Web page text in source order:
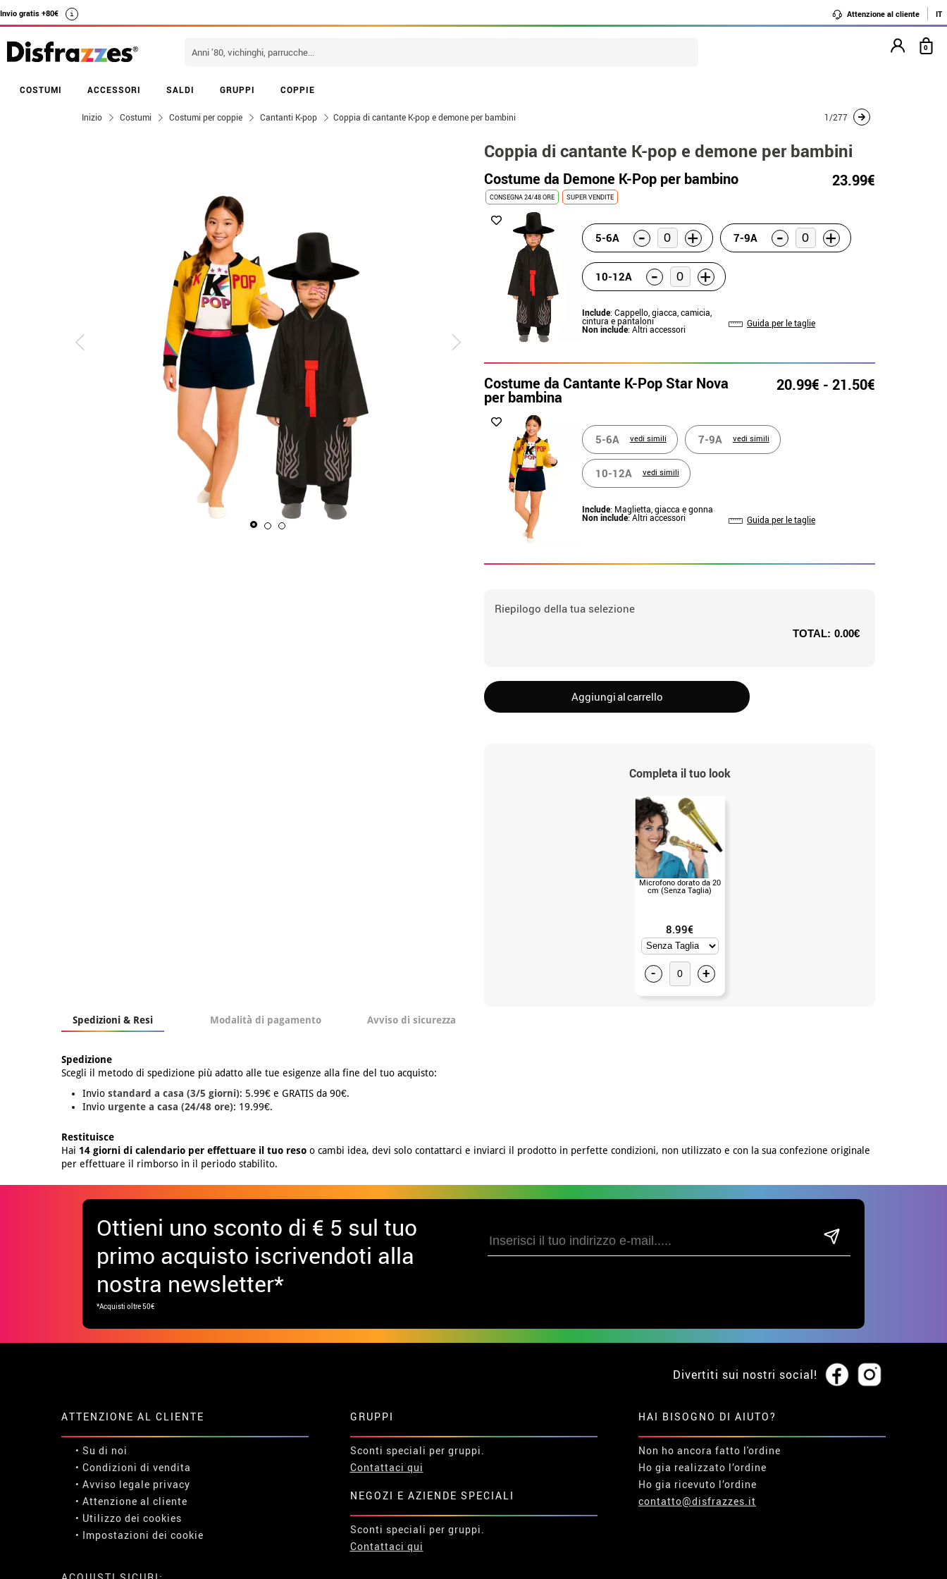
Invio gratis +80€ i Attenzione al cliente IT
COSTUMI ACCESSORI SALDI GRUPPI COPPIE
0
Inizio Costumi Costumi per coppie Cantanti K-pop Coppia di cantante K-pop e demone per bambini 1/277
Coppia di cantante K-pop e demone per bambini
Costume da Demone K-Pop per bambino 23.99€
CONSEGNA 24/48 ORE SUPER VENDITE
5-6A - + 7-9A - +
10-12A - +
Include: Cappello, giacca, camicia,
cintura e pantaloni
Non include: Altri accessori
Guida per le taglie
Costume da Cantante K-Pop Star Nova
per bambina
20.99€ - 21.50€
5-6A vedi simili 7-9A vedi simili
10-12A vedi simili
Include: Maglietta, giacca e gonna
Non include: Altri accessori Guida per le taglie
Riepilogo della tua selezione
TOTAL: 0.00€
Aggiungi al carrello
Completa il tuo look
Microfono dorato da 20
cm (Senza Taglia)
8.99€
- +
Spedizioni & Resi Modalità di pagamento Avviso di sicurezza
Spedizione
Scegli il metodo di spedizione più adatto alle tue esigenze alla fine del tuo acquisto:
Invio standard a casa (3/5 giorni): 5.99€ e GRATIS da 90€.
Invio urgente a casa (24/48 ore): 19.99€.
Restituisce
Hai 14 giorni di calendario per effettuare il tuo reso o cambi idea, devi solo contattarci e inviarci il prodotto in perfette condizioni, non utilizzato e con la sua confezione originale
per effettuare il rimborso in il periodo stabilito.
Ottieni uno sconto di € 5 sul tuo
primo acquisto iscrivendoti alla
nostra newsletter*
*Acquisti oltre 50€
Divertiti sui nostri social!
ATTENZIONE AL CLIENTE
• Su di noi
• Condizioni di vendita
• Avviso legale privacy
• Attenzione al cliente
• Utilizzo dei cookies
• Impostazioni dei cookie
GRUPPI
Sconti speciali per gruppi.
Contattaci qui
NEGOZI E AZIENDE SPECIALI
Sconti speciali per gruppi.
Contattaci qui
HAI BISOGNO DI AIUTO?
Non ho ancora fatto l'ordine
Ho gia realizzato l’ordine
Ho gia ricevuto l’ordine
contatto@disfrazzes.it